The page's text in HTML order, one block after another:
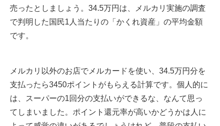
売ったとしましょう。34.5万円は、
メルカリ実施の調査
で判明した国民1人当たりの「かくれ資産」の平均金額
です。
メルカリ以外のお店でメルカードを使い、34.5万円分を
支払ったら3450ポイントがもらえる計算です。個人的に
は、スーパーの1回分の支払いができるな、なんて思っ
てしまいました。ポイント還元率が高いかどうかは人に